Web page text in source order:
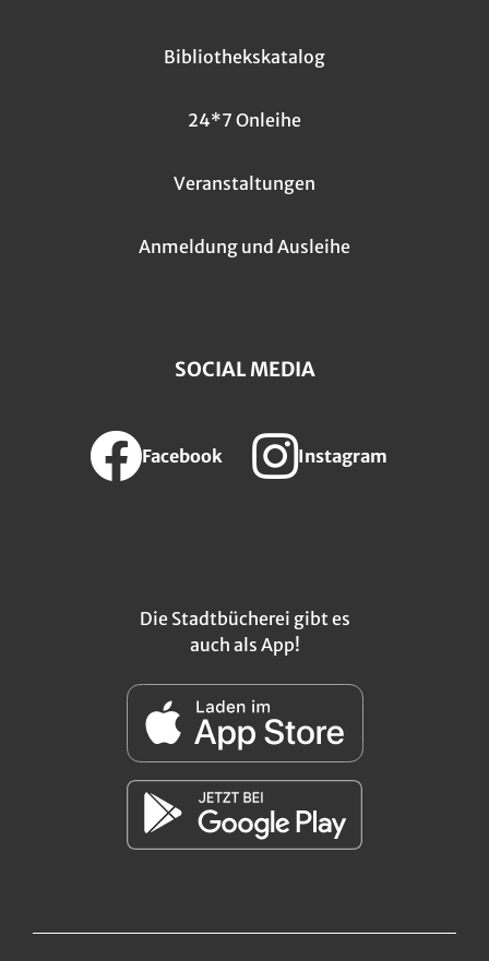
Bibliothekskatalog
24*7 Onleihe
Veranstaltungen
Anmeldung und Ausleihe
SOCIAL MEDIA
Facebook Instagram
Die Stadtbücherei gibt es
auch als App!